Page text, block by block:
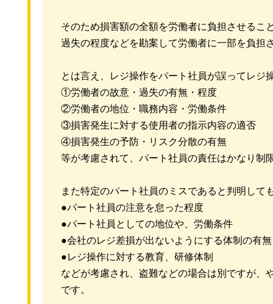
そのため損害額の全額を労働者に負担させるこ
過失の程度などを勘案して労働者に一部を負担
とは言え、レジ操作をパート社員が誤ってレジ
①労働者の故意・過失の有無・程度
②労働者の地位・職務内容・労働条件
③損害発生に対する使用者の指示内容の適否
④損害発生の予防・リスク分散の有無
等が考慮されて、パート社員の責任はかなり制
また特定のパート社員のミスであると判明して
●パート社員の注意を怠った程度
●パート社員としての地位や、労働条件
●会社のレジ差損が出ないようにする体制の有無
●レジ操作に対する教育、研修体制
などが考慮され、盗難などの場合は別ですが、
です。